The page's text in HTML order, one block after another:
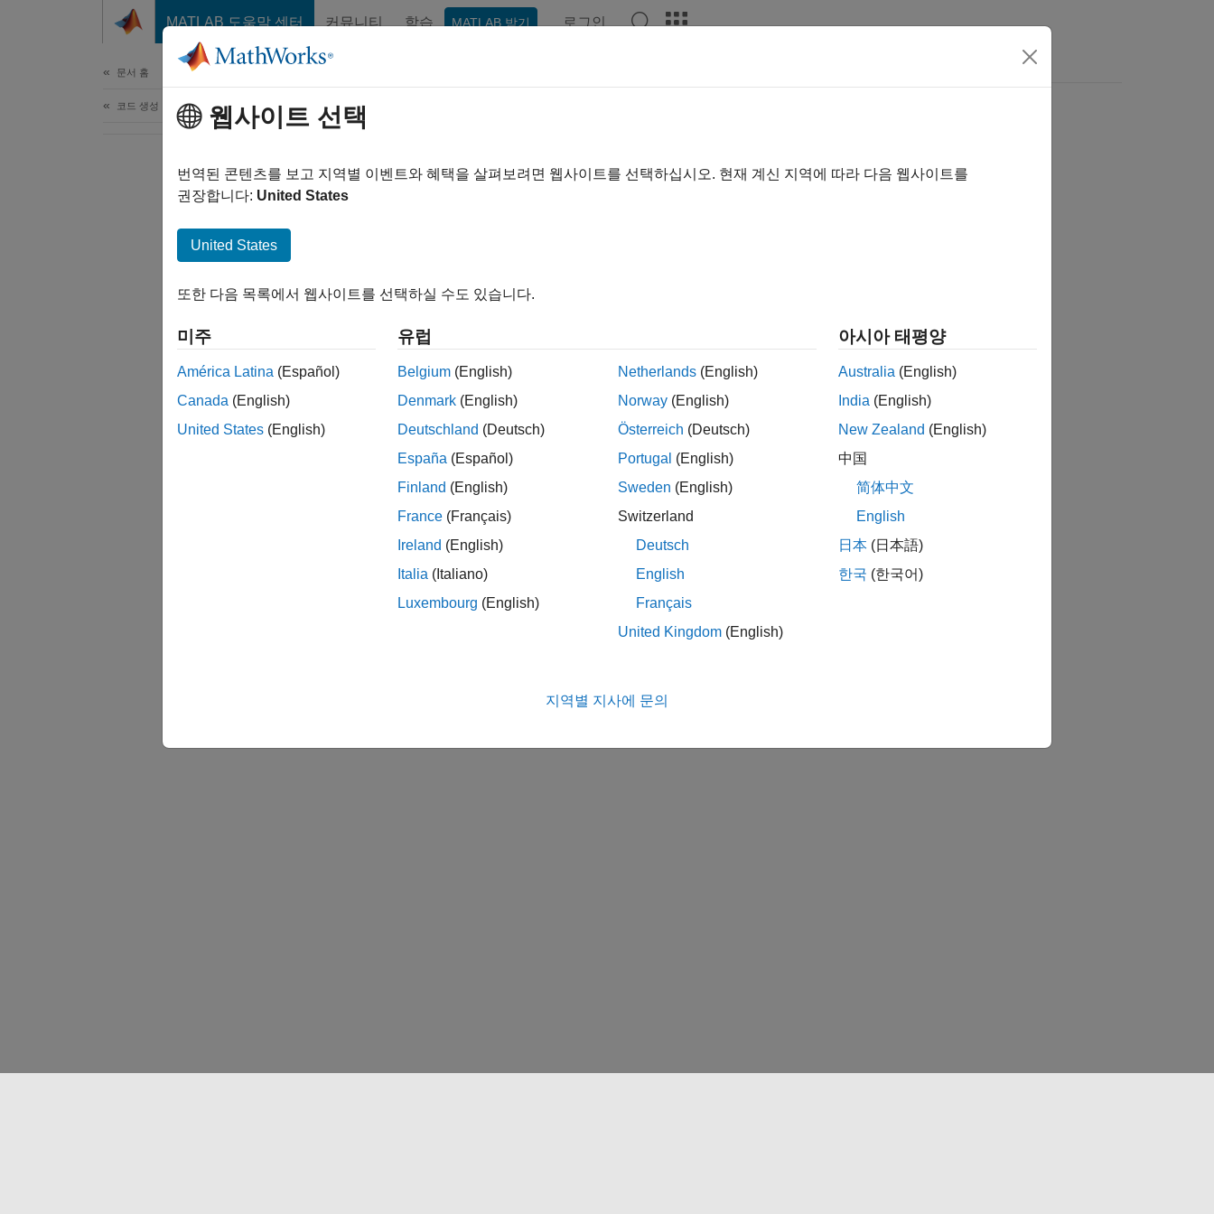
MATLAB 도움말 센터 커뮤니티 학습 MATLAB 받기 로그인
문서 홈
코드 생성 웹사이트 선택
번역된 콘텐츠를 보고 지역별 이벤트와 혜택을 살펴보려면 웹사이트를 선택하십시오. 현재 계신 지역에 따라 다음 웹사이트를
권장합니다: United States
United States
또한 다음 목록에서 웹사이트를 선택하실 수도 있습니다.
미주
América Latina (Español)
Canada (English)
United States (English)
유럽
Belgium (English)
Denmark (English)
Deutschland (Deutsch)
España (Español)
Finland (English)
France (Français)
Ireland (English)
Italia (Italiano)
Luxembourg (English)
Netherlands (English)
Norway (English)
Österreich (Deutsch)
Portugal (English)
Sweden (English)
Switzerland
Deutsch
English
Français
United Kingdom (English)
아시아 태평양
Australia (English)
India (English)
New Zealand (English)
中国
简体中文
English
日本 (日本語)
한국 (한국어)
지역별 지사에 문의